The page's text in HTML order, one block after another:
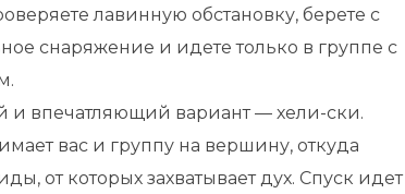
лавинную обстановку, берете с
снаряжение и идете только в группе с
и впечатляющий вариант — хели-ски.
вас и группу на вершину, откуда
от которых захватывает дух. Спуск идет